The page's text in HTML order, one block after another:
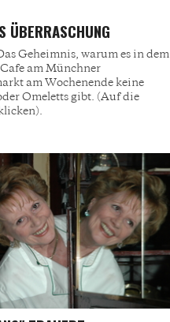
ÜBERRASCHUNG
Geheimnis, warum es in dem
am Münchner
am Wochenende keine
Omeletts gibt. (Auf die